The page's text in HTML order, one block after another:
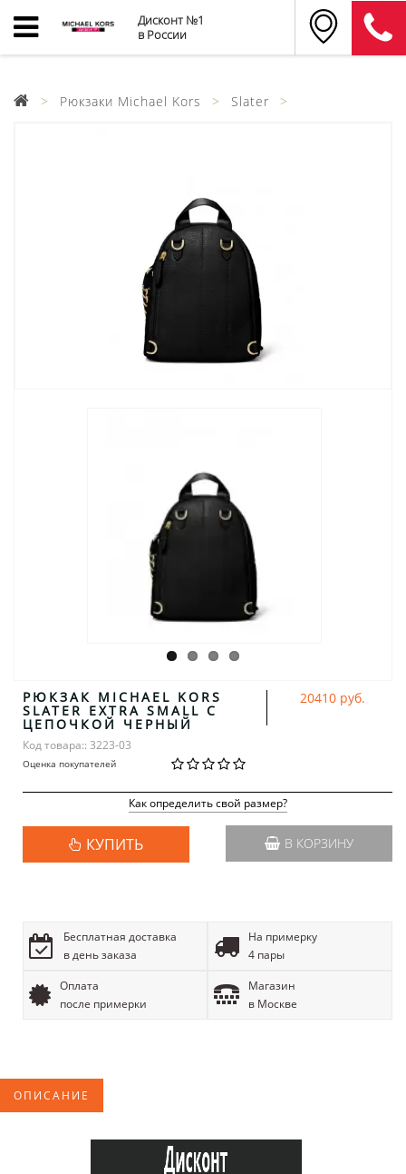
Дисконт №1
в России
Рюкзаки Michael Kors Slater
РЮКЗАК MICHAEL KORS
SLATER EXTRA SMALL С
ЦЕПОЧКОЙ ЧЕРНЫЙ
Код товара:: 3223-03
Оценка покупателей
20410 руб.
Как определить свой размер?
КУПИТЬ В КОРЗИНУ
Бесплатная доставка
в день заказа
На примерку
4 пары
Оплата
после примерки
Магазин
в Москве
ОПИСАНИЕ